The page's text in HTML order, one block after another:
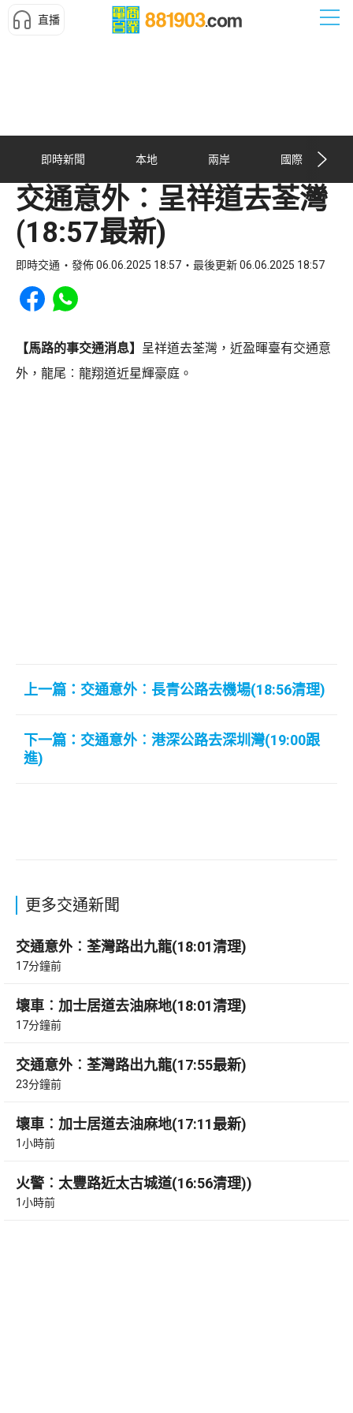
直播
即時新聞 本地 兩岸 國際
交通意外︰呈祥道去荃灣
(18:57最新)
即時交通 發佈 06.06.2025 18:57 最後更新 06.06.2025 18:57
Share to Facebook
Share to WhatsApp
【馬路的事交通消息】 呈祥道去荃灣，近盈暉臺有交通意
外，龍尾︰龍翔道近星輝豪庭。
上一篇：交通意外︰長青公路去機場(18:56清理)
下一篇：交通意外︰港深公路去深圳灣(19:00跟
進)
更多交通新聞
交通意外︰荃灣路出九龍(18:01清理)
17分鐘前
壞車︰加士居道去油麻地(18:01清理)
17分鐘前
交通意外︰荃灣路出九龍(17:55最新)
23分鐘前
壞車︰加士居道去油麻地(17:11最新)
1小時前
火警︰太豐路近太古城道(16:56清理))
1小時前